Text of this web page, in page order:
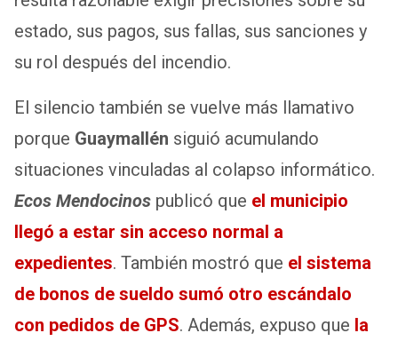
estado, sus pagos, sus fallas, sus sanciones y
su rol después del incendio.
El silencio también se vuelve más llamativo
porque Guaymallén siguió acumulando
situaciones vinculadas al colapso informático.
Ecos Mendocinos publicó que el municipio
llegó a estar sin acceso normal a
expedientes. También mostró que el sistema
de bonos de sueldo sumó otro escándalo
con pedidos de GPS. Además, expuso que la